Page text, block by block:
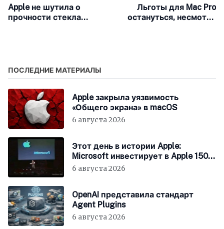
Apple не шутила о
прочности стекла
Льготы для Mac Pro
остануться, несмотря
ПОСЛЕДНИЕ МАТЕРИАЛЫ
Apple закрыла уязвимость
«Общего экрана» в macOS
6 августа 2026
Этот день в истории Apple:
Microsoft инвестирует в Apple 150
миллионов долларов
6 августа 2026
OpenAI представила стандарт
Agent Plugins
6 августа 2026